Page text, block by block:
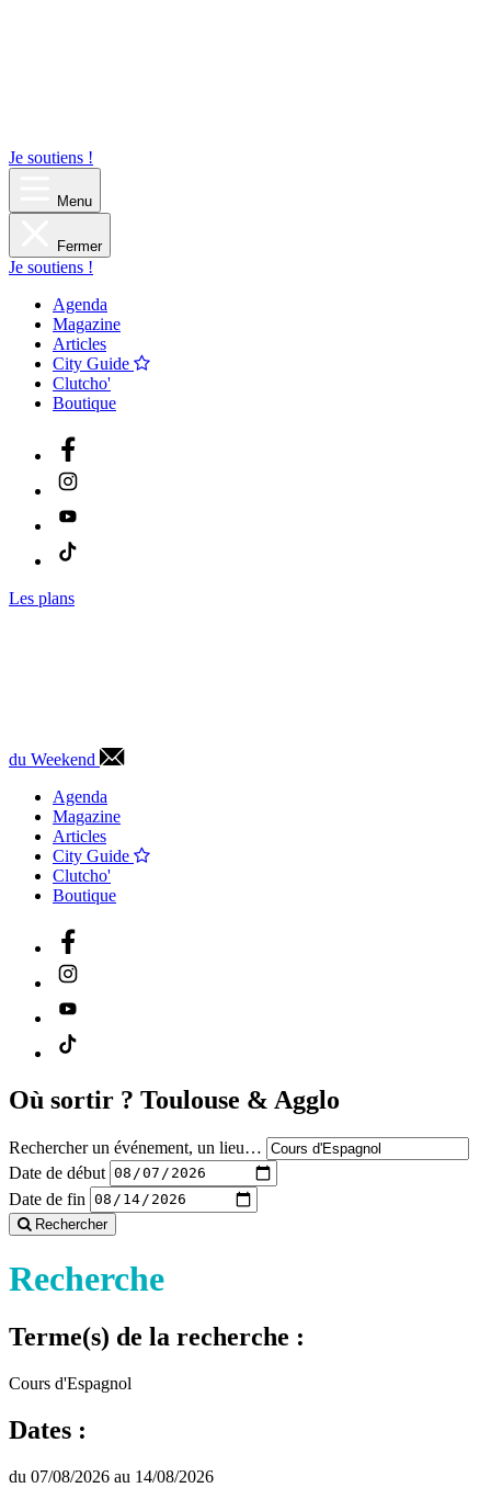
Je soutiens !
Menu
Fermer
Je soutiens !
Agenda
Magazine
Articles
City Guide
Clutcho'
Boutique
Les plans
du Weekend
Agenda
Magazine
Articles
City Guide
Clutcho'
Boutique
Où sortir ? Toulouse & Agglo
Rechercher un événement, un lieu…
Date de début
Date de fin
Rechercher
Recherche
Terme(s) de la recherche :
Cours d'Espagnol
Dates :
du 07/08/2026 au 14/08/2026